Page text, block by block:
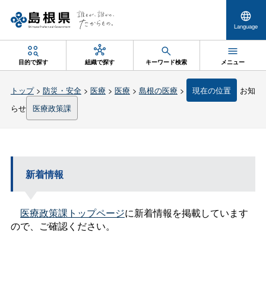
Language
目的で探す 組織で探す キーワード検索 メニュー
トップ> 防災・安全> 医療 > 医療 > 島根の医療 > 現在の位置
お知
らせ 医療政策課
新着情報
医療政策課トップページに新着情報を掲載しています
ので、ご確認ください。